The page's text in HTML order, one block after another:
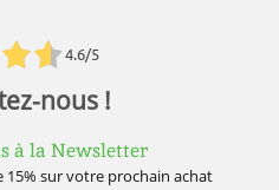
4.6/5
nous !
à la Newsletter
15% sur votre prochain achat